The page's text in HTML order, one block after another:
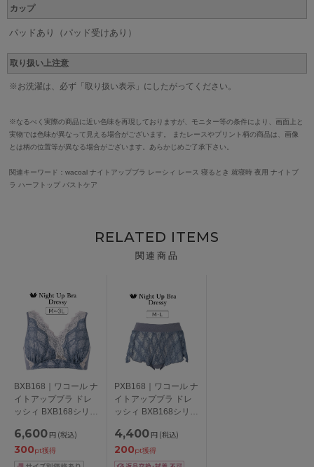
カップ
パッドあり（パッド受けあり）
取り扱い上注意
※お洗濯は、必ず「取り扱い表示」にしたがってください。
※なるべく実際の商品に近い色味を再現しておりますが、モニター等の条件により、画面上と
実物では色味が異なって見える場合がございます。 またレースやプリント柄の商品は、画像
とは柄の位置等が異なる場合がございます。あらかじめご了承下さい。
関連キーワード：wacoal ナイトアップブラ レーシィ レース 寝るとき 就寝時 夜用 ナイトブ
ラ ハーフトップ バストケア
RELATED ITEMS
関連商品
BXB168｜ワコール ナ
イトアップブラ ドレ
ッシィ BXB168シリー
M/L/LL/3L
6,600 円 (税込)
300pt獲得
PXB168｜ワコール ナ
イトアップブラ ドレ
ッシィ BXB168シリー
ーツ はきこみ丈ふつ
う M/L
4,400 円 (税込)
200pt獲得